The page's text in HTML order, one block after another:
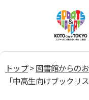
トップ>図書館からの
「中高生向けブックリ